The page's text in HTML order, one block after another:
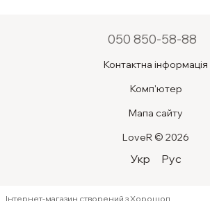
050 850-58-88
Контактна інформація
Комп'ютер
Мапа сайту
LoveR © 2026
Укр Рус
Інтернет-магазин створений з Хорошоп